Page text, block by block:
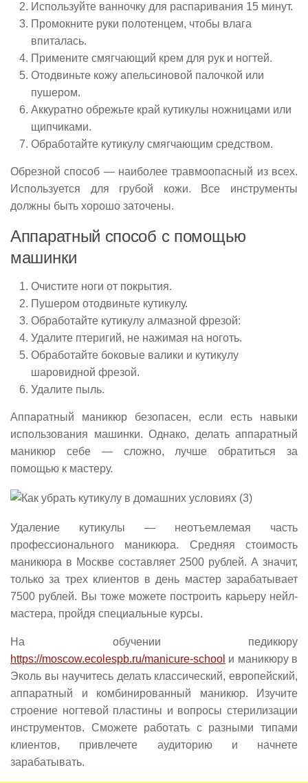
Используйте ванночку для распаривания 15 минут.
Промокните руки полотенцем, чтобы влага
впиталась.
Примените смягчающий крем для рук и ногтей.
Отодвиньте кожу апельсиновой палочкой или
пушером.
Аккуратно обрежьте край кутикулы ножницами или
щипчиками.
Обработайте кутикулу смягчающим средством.
Обрезной способ — наиболее травмоопасный из всех.
Используется для грубой кожи. Все инструменты
должны быть хорошо заточены.
Аппаратный способ с помощью
машинки
Очистите ноги от покрытия.
Пушером отодвиньте кутикулу.
Обработайте кутикулу алмазной фрезой:
Удалите птеригий, не нажимая на ноготь.
Обработайте боковые валики и кутикулу
шаровидной фрезой.
Удалите пыль.
Аппаратный маникюр безопасен, если есть навыки
использования машинки. Однако, делать аппаратный
маникюр себе — сложно, лучше обратиться за
помощью к мастеру.
Удаление кутикулы — неотъемлемая часть
профессионального маникюра. Средняя стоимость
маникюра в Москве составляет 2500 рублей. А значит,
только за трех клиентов в день мастер зарабатывает
7500 рублей. Вы тоже можете построить карьеру нейл-
мастера, пройдя специальные курсы.
На обучении педикюру
https://moscow.ecolespb.ru/manicure-school и маникюру в
Эколь вы научитесь делать классический, европейский,
аппаратный и комбинированный маникюр. Изучите
строение ногтевой пластины и вопросы стерилизации
инструментов. Сможете работать с разными типами
клиентов, привлечете аудиторию и начнете
зарабатывать.